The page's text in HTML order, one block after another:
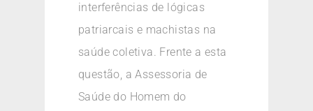
interferências de lógicas
patriarcais e machistas na
saúde coletiva. Frente a esta
questão, a Assessoria de
Saúde do Homem do